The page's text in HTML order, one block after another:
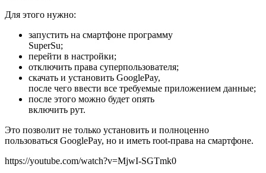
Для этого нужно:
запустить на смартфоне программу
SuperSu;
перейти в настройки;
отключить права суперпользователя;
скачать и установить GooglePay,
после чего ввести все требуемые приложением данные;
после этого можно будет опять
включить рут.
Это позволит не только установить и полноценно
пользоваться GooglePay, но и иметь root-права на смартфоне.
https://youtube.com/watch?v=MjwI-SGTmk0